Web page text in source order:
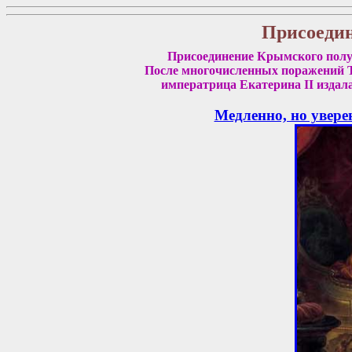
Присоединение Крымского
После многочисленных поражений
императрица Екатерина II
Медленно, но